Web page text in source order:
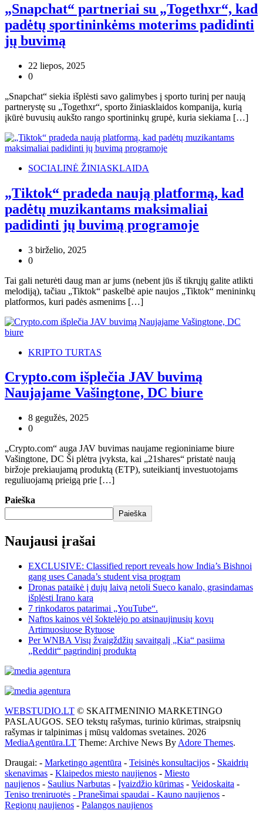
„Snapchat“ partneriai su „Togethxr“, kad
padėtų sportininkėms moterims padidinti
jų buvimą
22 liepos, 2025
0
„Snapchat“ siekia išplėsti savo galimybes į sporto turinį per naują
partnerystę su „Togethxr“, sporto žiniasklaidos kompanija, kurią
įkūrė buvusių aukšto rango sportininkų grupė, kuria siekiama […]
SOCIALINĖ ŽINIASKLAIDA
„Tiktok“ pradeda naują platformą, kad
padėtų muzikantams maksimaliai
padidinti jų buvimą programoje
3 birželio, 2025
0
Tai gali neturėti daug man ar jums (nebent jūs iš tikrųjų galite atlikti
melodiją), tačiau „Tiktok“ paskelbė apie naujos „Tiktok“ menininkų
platformos, kuri padės asmenims […]
KRIPTO TURTAS
Crypto.com išplečia JAV buvimą
Naujajame Vašingtone, DC biure
8 gegužės, 2025
0
„Crypto.com“ auga JAV buvimas naujame regioniniame biure
Vašingtone, DC Ši plėtra įvyksta, kai „21shares“ pristatė naują
biržoje prekiaujamą produktą (ETP), suteikiantį investuotojams
reguliuojamą prieigą prie […]
Paieška
Paieška
Naujausi įrašai
EXCLUSIVE: Classified report reveals how India’s Bishnoi
gang uses Canada’s student visa program
Dronas pataikė į dujų laivą netoli Sueco kanalo, grasindamas
išplėsti Irano karą
7 rinkodaros patarimai „YouTube“.
Naftos kainos vėl šoktelėjo po atsinaujinusių kovų
Artimuosiuose Rytuose
Per WNBA Visų žvaigždžių savaitgalį „Kia“ pasiima
„Reddit“ pagrindinį produktą
WEBSTUDIO.LT © SKAITMENINIO MARKETINGO
PASLAUGOS. SEO tekstų rašymas, turinio kūrimas, straipsnių
rašymas ir talpinimas į mūsų valdomas svetaines. 2026
MediaAgentūra.LT Theme: Archive News By Adore Themes.
Draugai: - Marketingo agentūra - Teisinės konsultacijos - Skaidrių
skenavimas - Klaipedos miesto naujienos - Miesto
naujienos - Saulius Narbutas - Įvaizdžio kūrimas - Veidoskaita -
Teniso treniruotės - Pranešimai spaudai - Kauno naujienos -
Regionų naujienos - Palangos naujienos